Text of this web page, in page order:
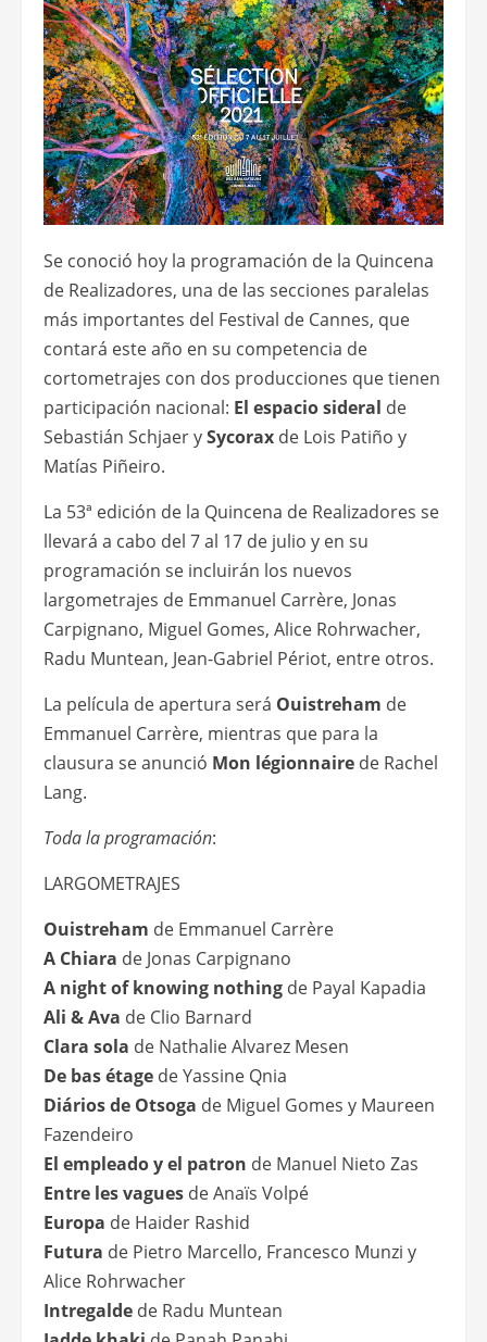
Se conoció hoy la programación de la Quincena
de Realizadores, una de las secciones paralelas
más importantes del Festival de Cannes, que
contará este año en su competencia de
cortometrajes con dos producciones que tienen
participación nacional: El espacio sideral de
Sebastián Schjaer ySycorax de Lois Patiño y
Matías Piñeiro.
La 53ª edición de la Quincena de Realizadores se
llevará a cabo del 7 al 17 de julio y en su
programación se incluirán los nuevos
largometrajes de Emmanuel Carrère, Jonas
Carpignano, Miguel Gomes, Alice Rohrwacher,
Radu Muntean, Jean-Gabriel Périot, entre otros.
La película de apertura será Ouistreham de
Emmanuel Carrère, mientras que para la
clausura se anunció Mon légionnaire de Rachel
Lang.
Toda la programación:
LARGOMETRAJES
Ouistreham de Emmanuel Carrère
A Chiara de Jonas Carpignano
A night of knowing nothing de Payal Kapadia
Ali & Ava de Clio Barnard
Clara sola de Nathalie Alvarez Mesen
De bas étage de Yassine Qnia
Diários de Otsoga de Miguel Gomes y Maureen
Fazendeiro
El empleado y el patron de Manuel Nieto Zas
Entre les vagues de Anaïs Volpé
Europa de Haider Rashid
Futura de Pietro Marcello, Francesco Munzi y
Alice Rohrwacher
Intregalde de Radu Muntean